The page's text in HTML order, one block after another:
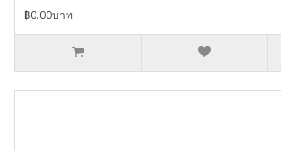
฿0.00บาท